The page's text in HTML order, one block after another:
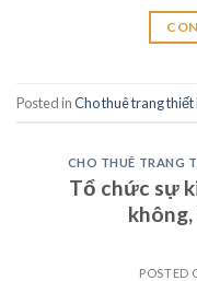
Posted inCho thuê trang thiết
CHO THUÊ TRANG
Tổ chức sự
POSTED